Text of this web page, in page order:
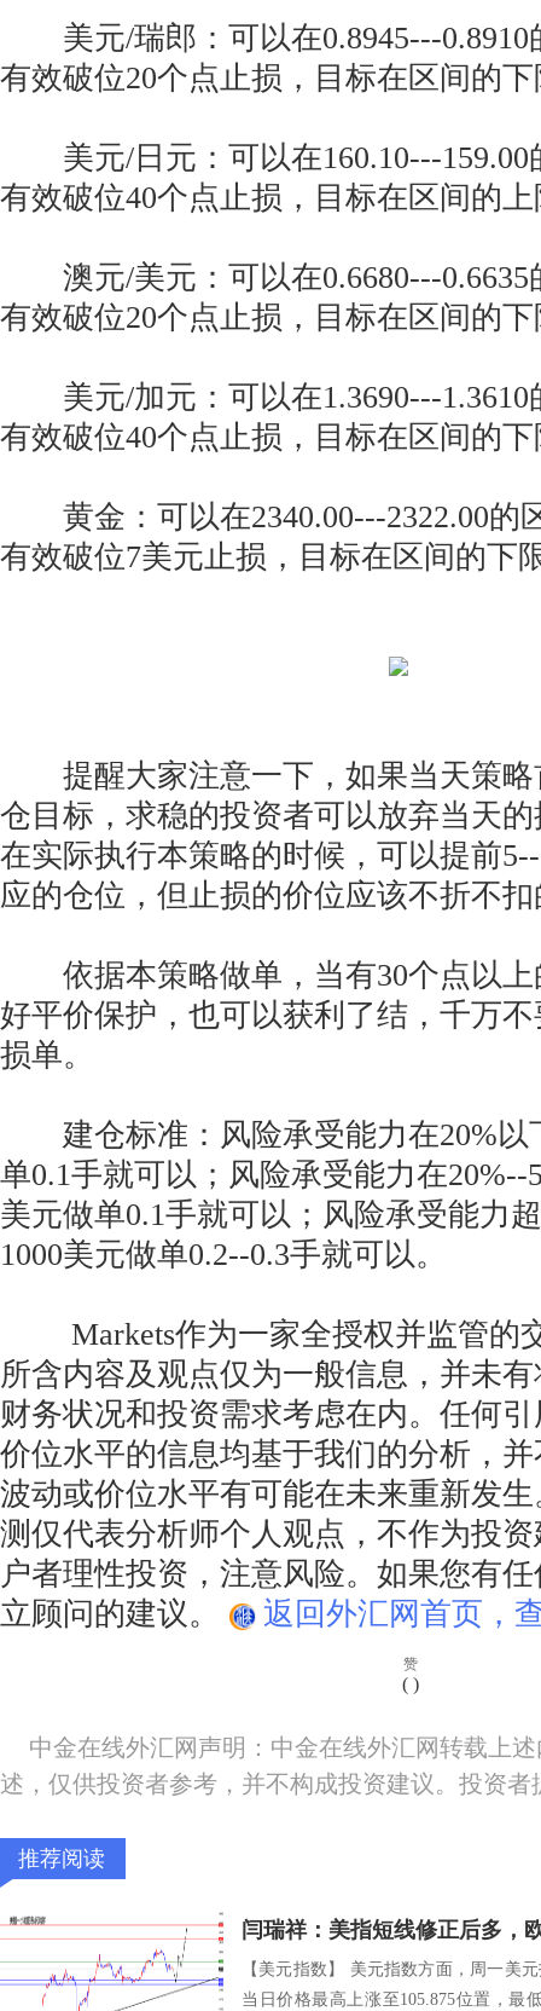
美元/瑞郎：可以在0.8945---0.8910
有效破位20个点止损，目标在区间的
美元/日元：可以在160.10---159.00
有效破位40个点止损，目标在区间的
澳元/美元：可以在0.6680---0.6635
有效破位20个点止损，目标在区间的
美元/加元：可以在1.3690---1.3610
有效破位40个点止损，目标在区间的
黄金：可以在2340.00---2322.00的
有效破位7美元止损，目标在区间的下
提醒大家注意一下，如果当天策略
仓目标，求稳的投资者可以放弃当天
在实际执行本策略的时候，可以提前
应的仓位，但止损的价位应该不折不
依据本策略做单，当有30个点以上
好平价保护，也可以获利了结，千万
损单。
建仓标准：风险承受能力在20%以
单0.1手就可以；风险承受能力在20%--
美元做单0.1手就可以；风险承受能力
1000美元做单0.2--0.3手就可以。
Markets作为一家全授权并监管的
所含内容及观点仅为一般信息，并未
财务状况和投资需求考虑在内。任何
价位水平的信息均基于我们的分析，
波动或价位水平有可能在未来重新发
测仅代表分析师个人观点，不作为投
户者理性投资，注意风险。如果您有
立顾问的建议。
返回外汇网首页，
赞
( )
中金在线外汇网声明：中金在线外汇网转载上
述，仅供投资者参考，并不构成投资建议。投资
推荐阅读
【美元指数】 美元指数方面，周一美
当日价格最高上涨至105.875位置，最